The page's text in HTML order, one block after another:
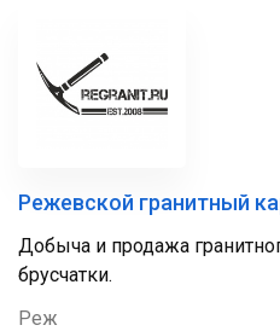
Режевской гранитный
Добыча и продажа
брусчатки.
Реж